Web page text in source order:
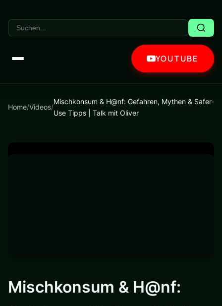
YOUTUBE
Home/Videos/
Mischkonsum & H@nf: Gefahren, Mythen & Safer-
Use Tipps | Talk mit Oliver
Mischkonsum & H@nf: